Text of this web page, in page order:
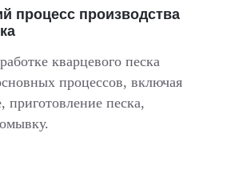
процесс производства
кварцевого песка
процессов, включая
приготовление песка,